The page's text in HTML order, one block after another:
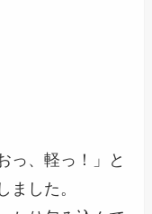
っ、軽っ！」と
ました。